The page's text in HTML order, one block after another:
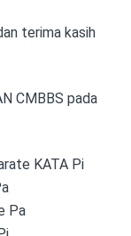
terima kasih
CMBBS pada
KATA Pi
Pa